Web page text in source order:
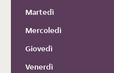
Martedì
Mercoledì
Giovedì
Venerdì